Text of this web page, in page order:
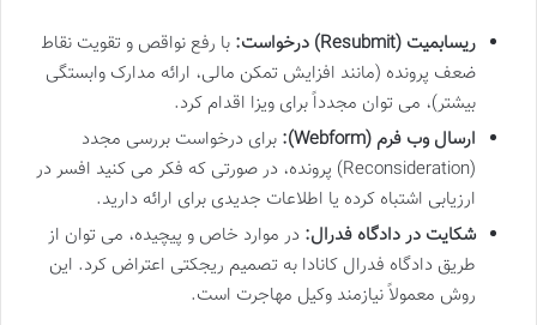
ریسابمیت (Resubmit) درخواست:
با رفع نواقص و تقویت نقاط
ضعف پرونده (مانند افزایش تمکن مالی، ارائه مدارک وابستگی
بیشتر)، می توان مجدداً برای ویزا اقدام کرد.
ارسال وب فرم (Webform):
برای درخواست بررسی مجدد
(Reconsideration) پرونده، در صورتی که فکر می کنید افسر در
ارزیابی اشتباه کرده یا اطلاعات جدیدی برای ارائه دارید.
شکایت در دادگاه فدرال: در موارد خاص و پیچیده، می توان از
طریق دادگاه فدرال کانادا به تصمیم ریجکتی اعتراض کرد. این
روش معمولاً نیازمند وکیل مهاجرت است.